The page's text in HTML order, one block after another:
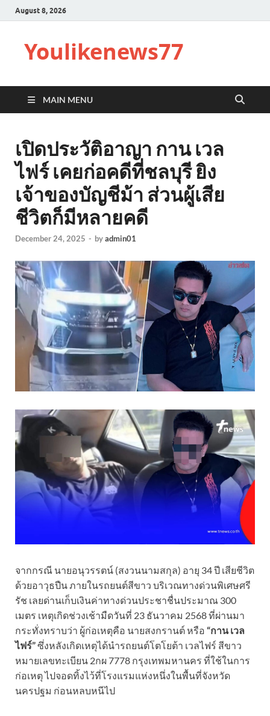
August 8, 2026
Youlikenews77
MAIN MENU
เปิดประวัติอาญา กาน เวล
ไฟร์ เคยก่อคดีที่ชลบุรี ยิง
เจ้าของบัญชีม้า ส่วนผู้เสีย
ชีวิตก็มีหลายคดี
December 24, 2025 - byadmin01
จากกรณี นายอนุวรรตน์ (สงวนนามสกุล) อายุ 34 ปี เสียชีวิต
ด้วยอาวุธปืน ภายในรถยนต์สีขาว บริเวณทางด่วนพิเศษศรี
รัช เลยด่านเก็บเงินค่าทางด่วนประชาชื่นประมาณ 300
เมตร เหตุเกิดช่วงเช้ามืดวันที่ 23 ธันวาคม 2568 ที่ผ่านมา
กระทั่งทราบว่า ผู้ก่อเหตุคือ นายสงกรานต์ หรือ “กาน เวล
ไฟร์”ซึ่งหลังเกิดเหตุได้นำรถยนต์โตโยต้า เวลไฟร์ สีขาว
หมายเลขทะเบียน 2กผ 7778 กรุงเทพมหานคร ที่ใช้ในการ
ก่อเหตุ ไปจอดทิ้งไว้ที่โรงแรมแห่งหนึ่งในพื้นที่จังหวัด
นครปฐม ก่อนหลบหนีไป